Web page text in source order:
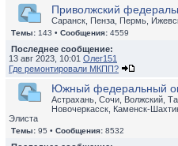
Приволжский
Саранск, Пенза, Пермь,
Темы: 143 • Сообщения: 4559
Последнее сообщение:
13 авг 2023, 10:01 Олег151
Где ремонтировали МКПП?
Южный федеральный
Астрахань, Сочи, Волжский,
Новочеркасск, Каменск-
Элиста
Темы: 95 • Сообщения: 8532